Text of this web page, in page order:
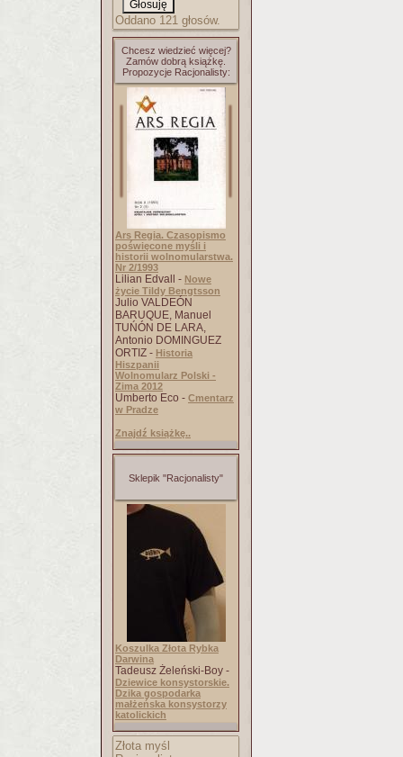
Oddano 121 głosów.
Chcesz wiedzieć więcej?
Zamów dobrą książkę.
Propozycje Racjonalisty:
Ars Regia. Czasopismo
poświęcone myśli i
historii wolnomularstwa.
Nr 2/1993
Lilian Edvall - Nowe
życie Tildy Bengtsson
Julio VALDEÓN
BARUQUE, Manuel
TUŃÓN DE LARA,
Antonio DOMINGUEZ
ORTIZ - Historia
Hiszpanii
Wolnomularz Polski -
Zima 2012
Umberto Eco - Cmentarz
w Pradze
Znajdź książkę..
Sklepik "Racjonalisty"
Koszulka Złota Rybka
Darwina
Tadeusz Żeleński-Boy -
Dziewice konsystorskie.
Dzika gospodarka
małżeńska konsystorzy
katolickich
Złota myśl